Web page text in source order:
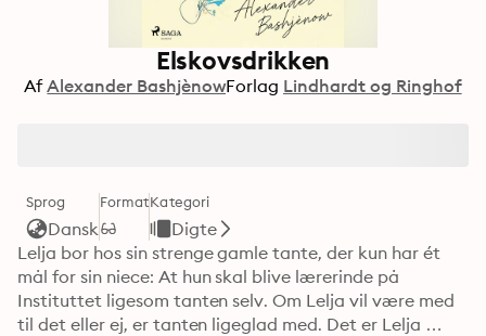
Elskovsdrikken
Af Alexander BashjènowForlag Lindhardt og Ringhof
Sprog
Dansk
FormatKategori
Digte
Lelja bor hos sin strenge gamle tante, der kun har ét
mål for sin niece: At hun skal blive lærerinde på
Instituttet ligesom tanten selv. Om Lelja vil være med
til det eller ej, er tanten ligeglad med. Det er Lelja